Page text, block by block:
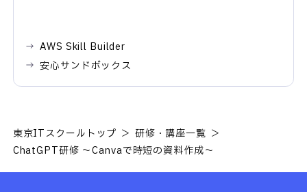
AWS Skill Builder
安心サンドボックス
東京ITスクールトップ
研修・講座一覧
ChatGPT研修 ～Canvaで時短の資料作成～